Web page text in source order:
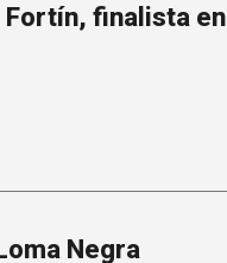
finalista en
Negra